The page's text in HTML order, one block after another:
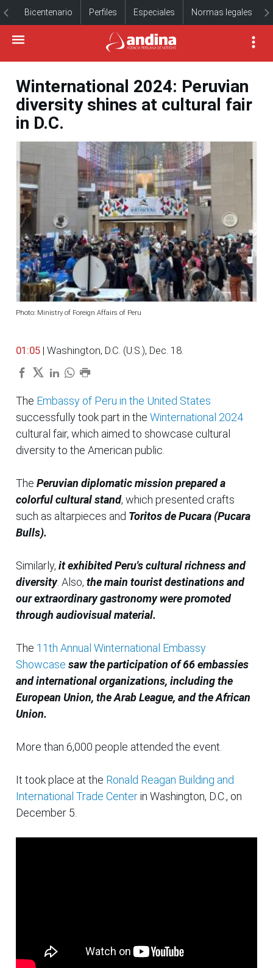
Bicentenario Perfiles Especiales Normas legales
Winternational 2024: Peruvian
diversity shines at cultural fair
in D.C.
Photo: Ministry of Foreign Affairs of Peru
01:05 | Washington, D.C. (U.S.), Dec. 18.
The Embassy of Peru in the United States
successfully took part in the Winternational 2024
cultural fair, which aimed to showcase cultural
diversity to the American public.
The Peruvian diplomatic mission prepared a
colorful cultural stand, which presented crafts
such as altarpieces and Toritos de Pucara (Pucara
Bulls).
Similarly, it exhibited Peru's cultural richness and
diversity. Also, the main tourist destinations and
our extraordinary gastronomy were promoted
through audiovisual material.
The 11th Annual Winternational Embassy
Showcase saw the participation of 66 embassies
and international organizations, including the
European Union, the Arab League, and the African
Union.
More than 6,000 people attended the event.
It took place at the Ronald Reagan Building and
International Trade Centerin Washington, D.C., on
December 5.